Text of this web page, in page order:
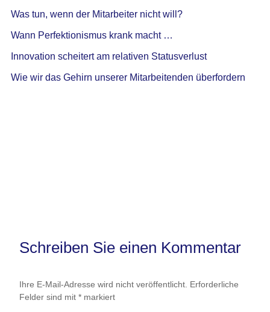
Was tun, wenn der Mitarbeiter nicht will?
Wann Perfektionismus krank macht …
Innovation scheitert am relativen Statusverlust
Wie wir das Gehirn unserer Mitarbeitenden überfordern
Schreiben Sie einen Kommentar
Ihre E-Mail-Adresse wird nicht veröffentlicht. Erforderliche
Felder sind mit *markiert